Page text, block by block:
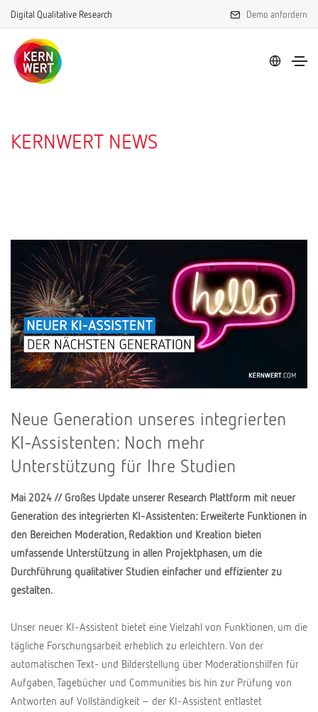
Digital Qualitative Research Demo anfordern
KERNWERT NEWS
Neue Generation unseres integrierten
KI-Assistenten: Noch mehr
Unterstützung für Ihre Studien
Mai 2024 // Großes Update unserer Research Plattform mit neuer
Generation des integrierten KI-Assistenten: Erweiterte Funktionen in
den Bereichen Moderation, Redaktion und Kreation bieten
umfassende Unterstützung in allen Projektphasen, um die
Durchführung qualitativer Studien einfacher und effizienter zu
gestalten.
Unser neuer KI-Assistent bietet eine Vielzahl von Funktionen, um die
tägliche Forschungsarbeit erheblich zu erleichtern. Von der
automatischen Text- und Bilderstellung über Moderationshilfen für
Aufgaben, Tagebücher und Communities bis hin zur Prüfung von
Antworten auf Vollständigkeit – der KI-Assistent entlastet